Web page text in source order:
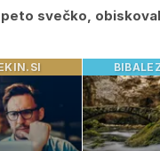
peto svečko,